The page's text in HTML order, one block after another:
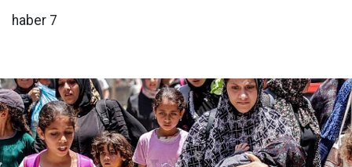
haber 7